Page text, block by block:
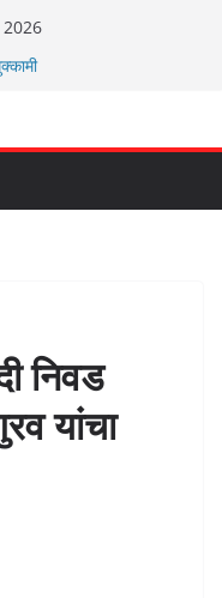
निवड
यांचा